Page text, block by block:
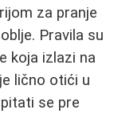
za pranje
Pravila su
koja izlazi na
lično otići u
se pre